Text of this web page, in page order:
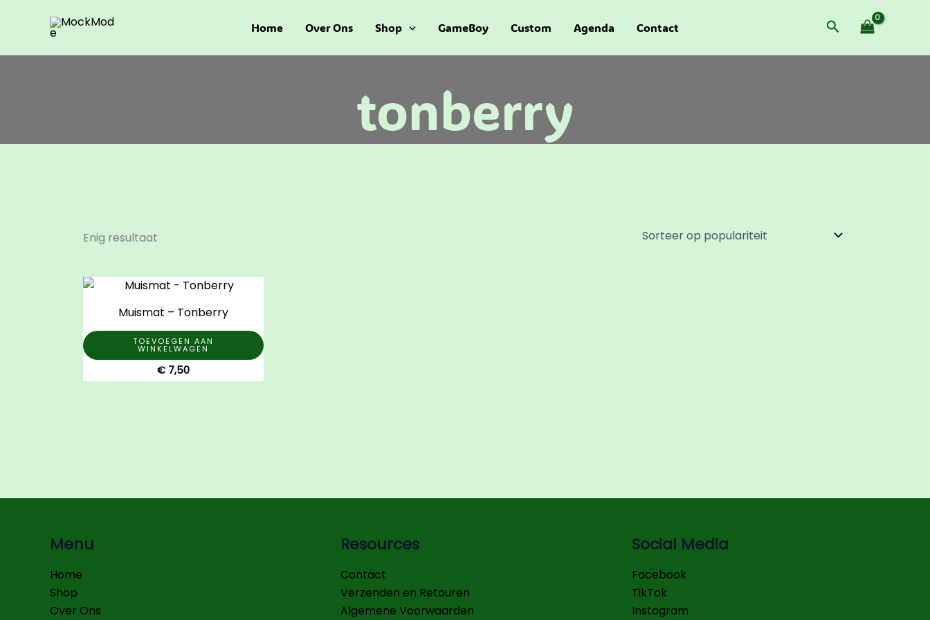
Home Over Ons Shop GameBoy Custom Agenda Contact Zoeken
tonberry
Enig resultaat
Muismat – Tonberry
TOEVOEGEN AAN
WINKELWAGEN
€ 7,50
Menu
Home
Shop
Over Ons
Resources
Contact
Verzenden en Retouren
Algemene Voorwaarden
Social Media
Facebook
TikTok
Instagram